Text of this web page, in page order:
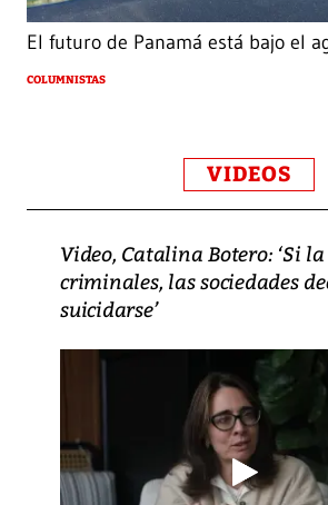
El futuro de Panamá está bajo el
COLUMNISTAS
VIDEOS
Video, Catalina Botero: ‘Si
criminales, las sociedades
suicidarse’